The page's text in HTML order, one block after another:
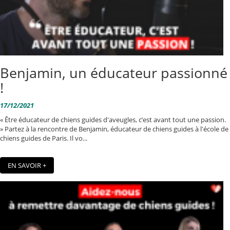
Benjamin, un éducateur passionné
!
17/12/2021
« Être éducateur de chiens guides d'aveugles, c’est avant tout une passion.
» Partez à la rencontre de Benjamin, éducateur de chiens guides à l'école de
chiens guides de Paris. Il vo...
EN SAVOIR +